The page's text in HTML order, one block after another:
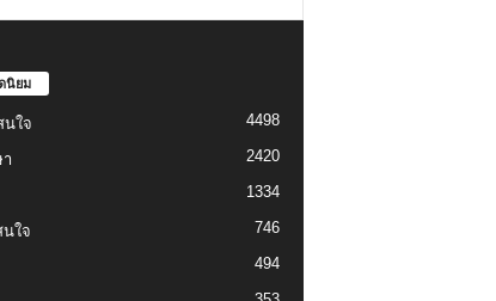
นิยม
นใจ 4498
2420
1334
นใจ 746
494